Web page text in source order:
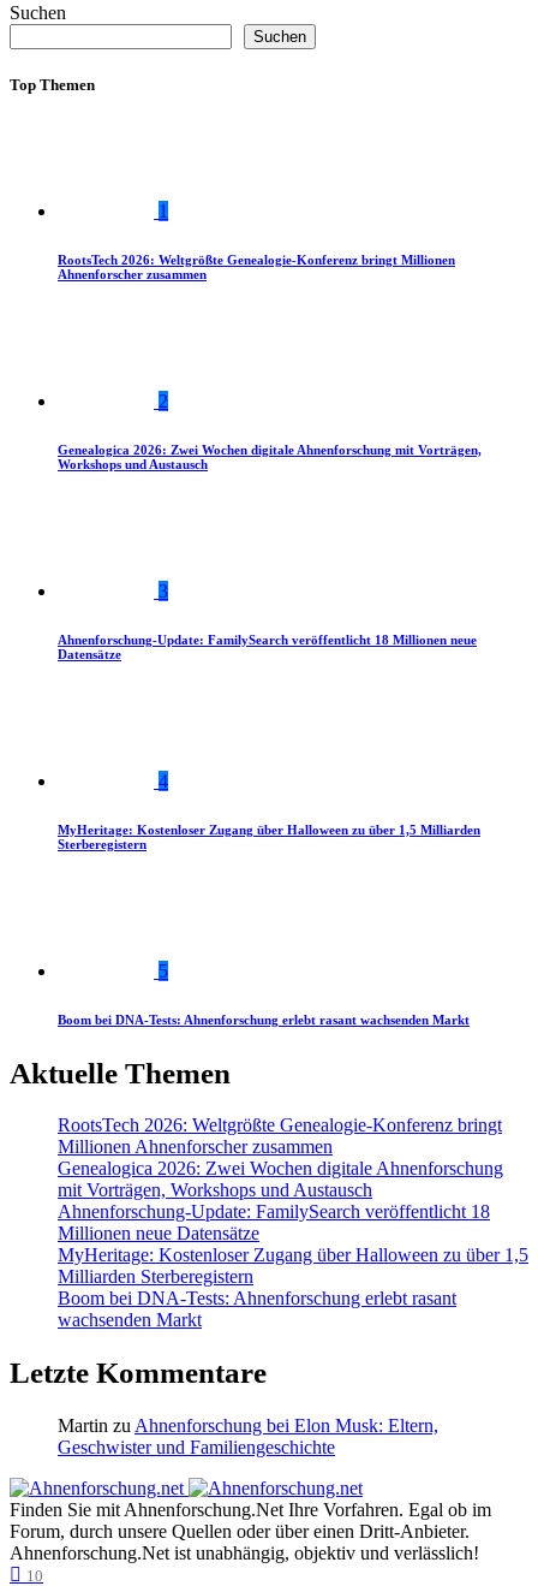
Suchen
Suchen
Top Themen
1
RootsTech 2026: Weltgrößte Genealogie-Konferenz bringt Millionen
Ahnenforscher zusammen
2
Genealogica 2026: Zwei Wochen digitale Ahnenforschung mit Vorträgen,
Workshops und Austausch
3
Ahnenforschung-Update: FamilySearch veröffentlicht 18 Millionen neue
Datensätze
4
MyHeritage: Kostenloser Zugang über Halloween zu über 1,5 Milliarden
Sterberegistern
5
Boom bei DNA-Tests: Ahnenforschung erlebt rasant wachsenden Markt
Aktuelle Themen
RootsTech 2026: Weltgrößte Genealogie-Konferenz bringt
Millionen Ahnenforscher zusammen
Genealogica 2026: Zwei Wochen digitale Ahnenforschung
mit Vorträgen, Workshops und Austausch
Ahnenforschung-Update: FamilySearch veröffentlicht 18
Millionen neue Datensätze
MyHeritage: Kostenloser Zugang über Halloween zu über 1,5
Milliarden Sterberegistern
Boom bei DNA-Tests: Ahnenforschung erlebt rasant
wachsenden Markt
Letzte Kommentare
Martin zu Ahnenforschung bei Elon Musk: Eltern,
Geschwister und Familiengeschichte
Finden Sie mit Ahnenforschung.Net Ihre Vorfahren. Egal ob im
Forum, durch unsere Quellen oder über einen Dritt-Anbieter.
Ahnenforschung.Net ist unabhängig, objektiv und verlässlich!
10